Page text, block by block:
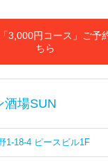
3,000円コース」ご予
ちら
酒場SUN
1-18-4 ピースビル1F